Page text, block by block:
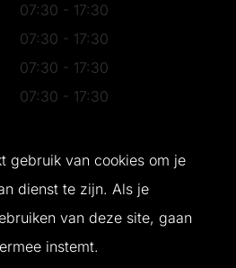
07:30 - 17:30
07:30 - 17:30
07:30 - 17:30
07:30 - 17:30
Gesloten
gebruik van cookies om je
dienst te zijn. Als je
van deze site, gaan
instemt.